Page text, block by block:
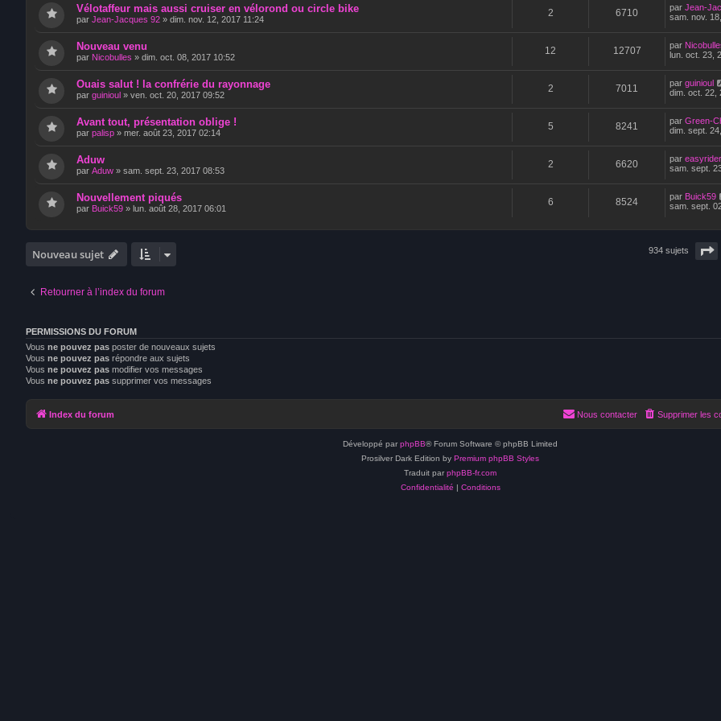
Vélotaffeur mais aussi cruiser en vélorond ou circle bike
par Jean-Jacques 92 » dim. nov. 12, 2017 11:24
2 6710 par Jean-
sam. nov.
Nouveau venu
par Nicobulles » dim. oct. 08, 2017 10:52
12 12707 par
lun. oct. 23,
Ouais salut ! la confrérie du rayonnage
par guinioul » ven. oct. 20, 2017 09:52
2 7011 par guinioul
dim. oct. 22,
Avant tout, présentation oblige !
par palisp » mer. août 23, 2017 02:14
5 8241 par Green-
dim. sept.
Aduw
par Aduw » sam. sept. 23, 2017 08:53
2 6620 par
sam. sept.
Nouvellement piqués
par Buick59 » lun. août 28, 2017 06:01
6 8524 par Buick59
sam. sept.
Nouveau sujet 934 sujets
Retourner à l’index du forum
PERMISSIONS DU FORUM
Vous ne pouvez pas poster de nouveaux sujets
Vous ne pouvez pas répondre aux sujets
Vous ne pouvez pas modifier vos messages
Vous ne pouvez pas supprimer vos messages
Index du forum Supprimer les
Nous contacter
Développé par phpBB® Forum Software © phpBB Limited
Prosilver Dark Edition by Premium phpBB Styles
Traduit par phpBB-fr.com
Confidentialité | Conditions